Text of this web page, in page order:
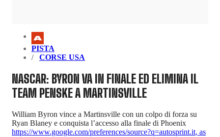
PISTA
CORSE USA
NASCAR: BYRON VA IN FINALE ED ELIMINA IL
TEAM PENSKE A MARTINSVILLE
William Byron vince a Martinsville con un colpo di forza su
Ryan Blaney e conquista l’accesso alla finale di Phoenix
https://www.google.com/preferences/source?q=autosprint.it, as